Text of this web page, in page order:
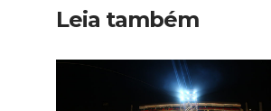
Leia também